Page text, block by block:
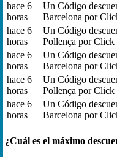
hace 6
horas
Un Código
Barcelona por
hace 6
horas
Un Código
Pollença por
hace 6
horas
Un Código
Barcelona por
hace 6
horas
Un Código
Pollença por
hace 6
horas
Un Código
Barcelona por
¿Cuál es el máximo